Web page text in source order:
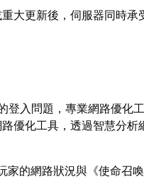
重大更新後，伺服器同時
登入問題，專業網路優化
優化工具，透過智慧分
家的網路狀況與《使命召